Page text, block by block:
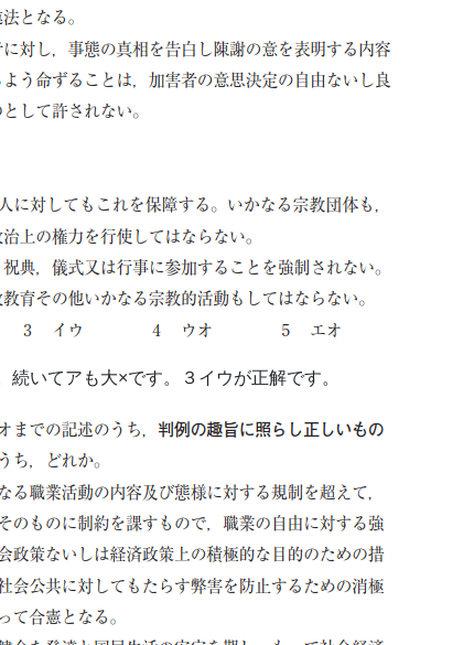
いてアも大×です。３イウが正解です。